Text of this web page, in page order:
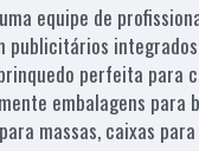
equipe de
publicitários
perfeita para
embalagens para
massas, caixas